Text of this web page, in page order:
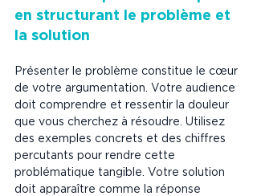
en structurant le problème et
la solution
Présenter le problème constitue le cœur
de votre argumentation. Votre audience
doit comprendre et ressentir la douleur
que vous cherchez à résoudre. Utilisez
des exemples concrets et des chiffres
percutants pour rendre cette
problématique tangible. Votre solution
doit apparaître comme la réponse